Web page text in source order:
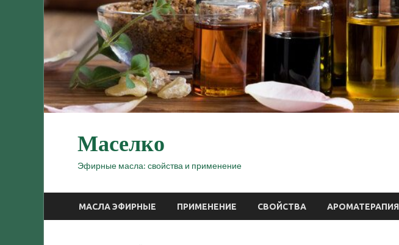
Маселко
Эфирные масла: свойства и применение
МАСЛА ЭФИРНЫЕ ПРИМЕНЕНИЕ СВОЙСТВА АРОМАТЕРАПИЯ